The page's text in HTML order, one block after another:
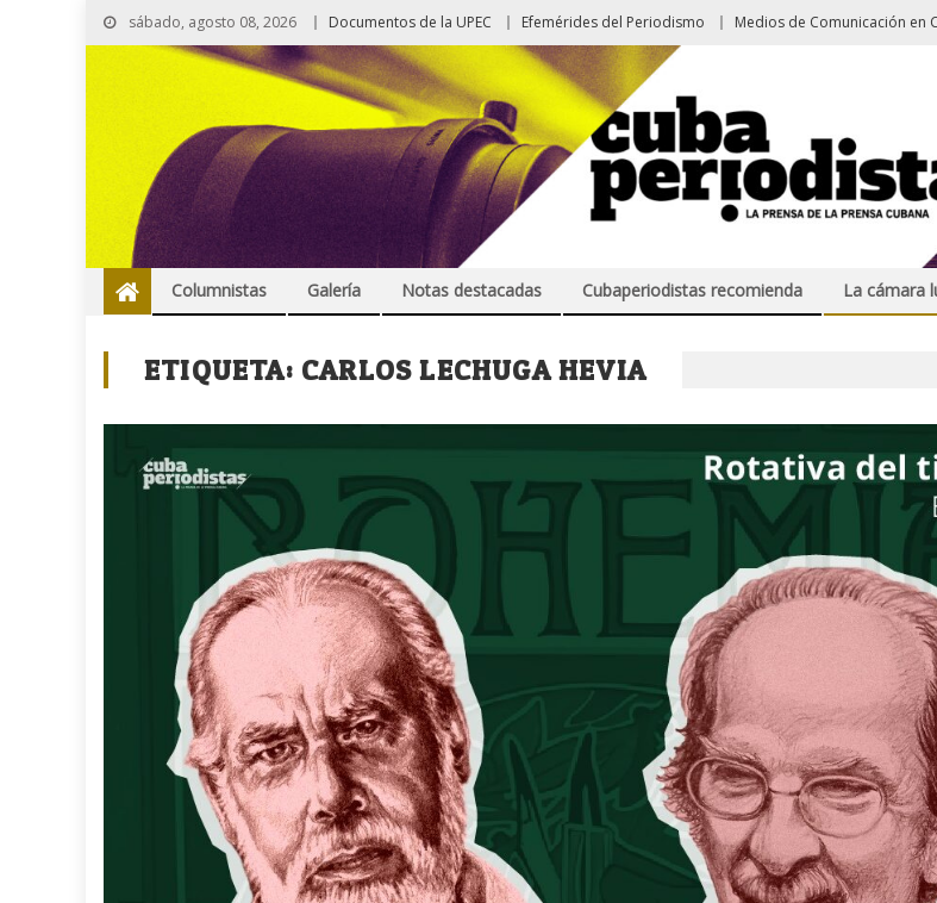
sábado, agosto 08, 2026 Documentos de la UPEC Efemérides del Periodismo Medios de Comunicación en
Columnistas Galería Notas destacadas Cubaperiodistas recomienda La cámara
ETIQUETA: CARLOS LECHUGA HEVIA